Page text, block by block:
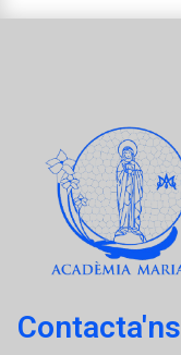
Contacta'ns